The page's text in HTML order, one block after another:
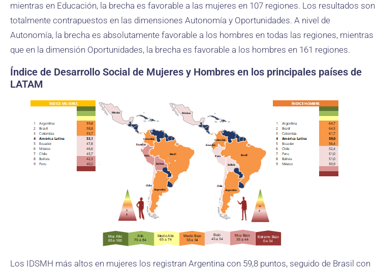
mientras en Educación, la brecha es favorable a las mujeres en 107 regiones. Los resultados son
totalmente contrapuestos en las dimensiones Autonomía y Oportunidades. A nivel de
Autonomía, la brecha es absolutamente favorable a los hombres en todas las regiones, mientras
que en la dimensión Oportunidades, la brecha es favorable a los hombres en 161 regiones.
Índice de Desarrollo Social de Mujeres y Hombres en los principales países de
LATAM
Los IDSMH más altos en mujeres los registran Argentina con 59,8 puntos, seguido de Brasil con